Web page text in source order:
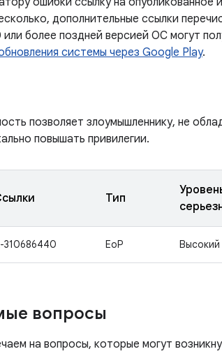
дополнительные ссылки
более поздней версией ОС могут
системы через Google Play.
позволяет злоумышленнику, не
повышать привилегии.
Тип
310686440 EoP Высокий
вопросы
на вопросы, которые могут